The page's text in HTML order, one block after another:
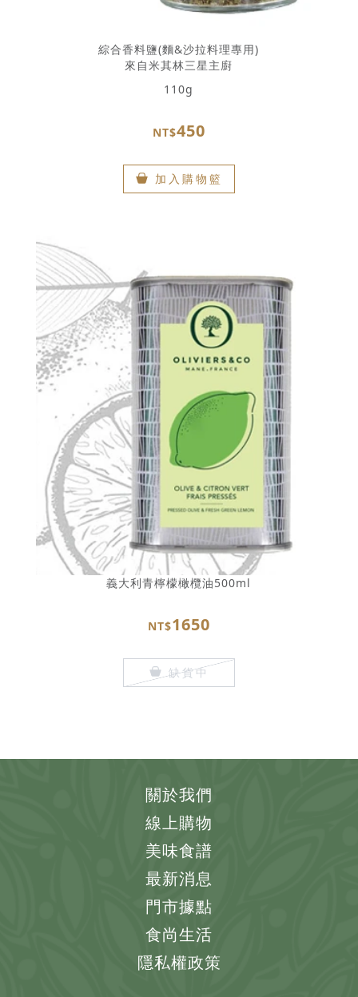
綜合香料鹽(麵&沙拉料理專用)
來自米其林三星主廚
110g
NT$450
加入購物籃
義大利青檸檬橄欖油500ml
NT$1650
缺貨中
關於我們
線上購物
美味食譜
最新消息
門市據點
食尚生活
隱私權政策